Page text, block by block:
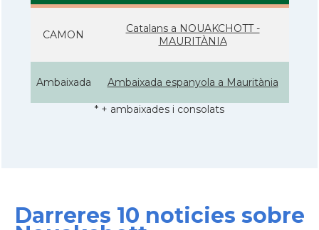
CAMON
Catalans a NOUAKCHOTT -
MAURITÀNIA
Ambaixada Ambaixada espanyola a Mauritània
* + ambaixades i consolats
Darreres 10 noticies sobre